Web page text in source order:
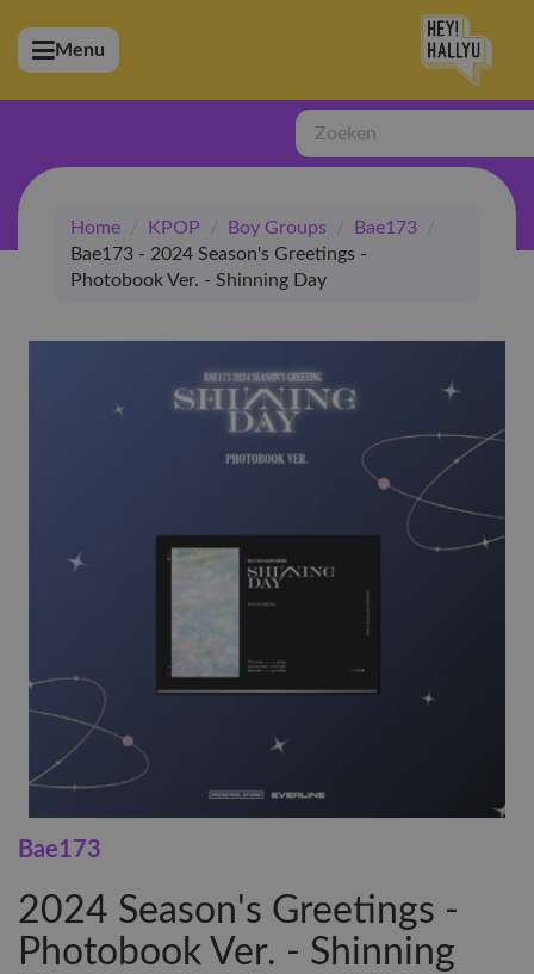
(Artiesten)
(Winkel)
Menu
Zoeken
Home / KPOP / Boy Groups / Bae173
/
Bae173 - 2024 Season's Greetings -
Photobook Ver. - Shinning Day
Bae173
2024 Season's Greetings -
Photobook Ver. - Shinning